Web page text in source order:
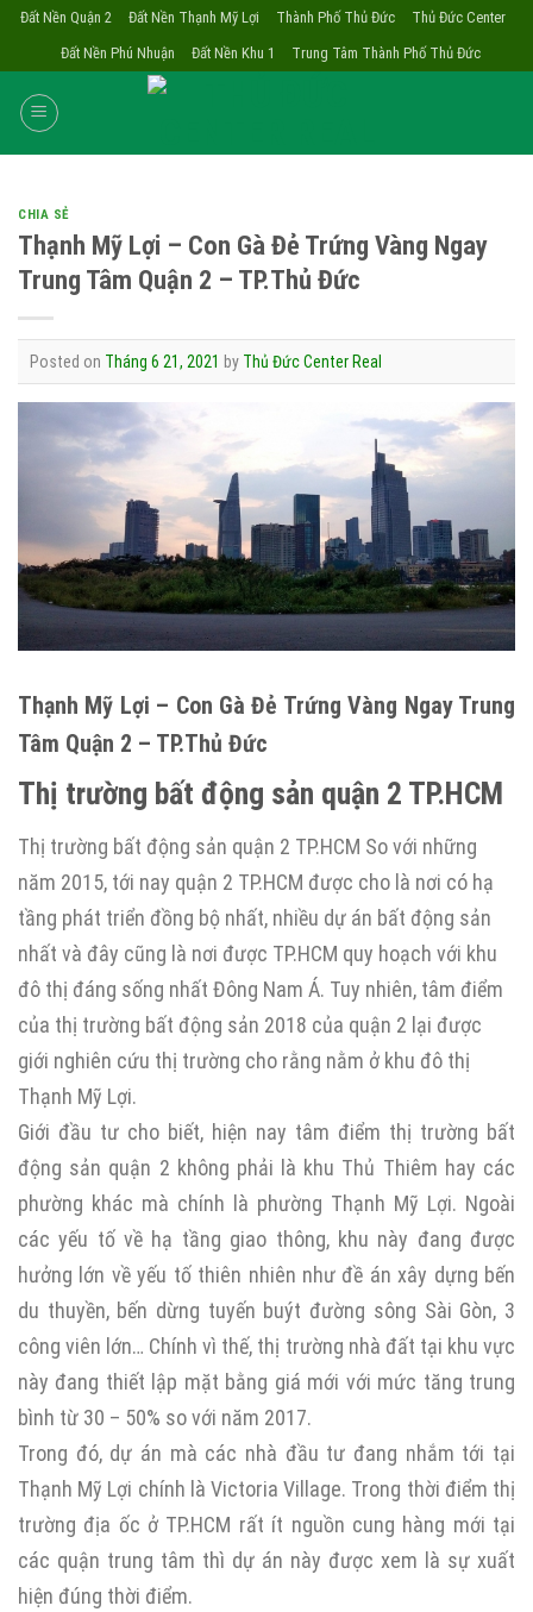
Skip
content
Đất Nền Quận 2 Đất Nền Thạnh Mỹ Lợi Thành Phố Thủ Đức
Thủ Đức Center
Đất Nền Phú Nhuận
Đất Nền Khu 1 Trung Tâm Thành Phố Thủ Đức
CHIA SẺ
Thạnh Mỹ Lợi – Con Gà Đẻ Trứng Vàng Ngay
Trung Tâm Quận 2 – TP.Thủ Đức
Posted on Tháng 6 21, 2021 by Thủ Đức Center Real
Thạnh Mỹ Lợi – Con Gà Đẻ Trứng Vàng Ngay Trung
Tâm Quận 2 – TP.Thủ Đức
Thị trường bất động sản quận 2 TP.HCM
Thị trường bất động sản quận 2 TP.HCM So với những
năm 2015, tới nay quận 2 TP.HCM được cho là nơi có hạ
tầng phát triển đồng bộ nhất, nhiều dự án bất động sản
nhất và đây cũng là nơi được TP.HCM quy hoạch với khu
đô thị đáng sống nhất Đông Nam Á. Tuy nhiên, tâm điểm
của thị trường bất động sản 2018 của quận 2 lại được
giới nghiên cứu thị trường cho rằng nằm ở khu đô thị
Thạnh Mỹ Lợi.
Giới đầu tư cho biết, hiện nay tâm điểm thị trường bất
động sản quận 2 không phải là khu Thủ Thiêm hay các
phường khác mà chính là phường Thạnh Mỹ Lợi. Ngoài
các yếu tố về hạ tầng giao thông, khu này đang được
hưởng lớn về yếu tố thiên nhiên như đề án xây dựng bến
du thuyền, bến dừng tuyến buýt đường sông Sài Gòn, 3
công viên lớn… Chính vì thế, thị trường nhà đất tại khu vực
này đang thiết lập mặt bằng giá mới với mức tăng trung
bình từ 30 – 50% so với năm 2017.
Trong đó, dự án mà các nhà đầu tư đang nhắm tới tại
Thạnh Mỹ Lợi chính là Victoria Village. Trong thời điểm thị
trường địa ốc ở TP.HCM rất ít nguồn cung hàng mới tại
các quận trung tâm thì dự án này được xem là sự xuất
hiện đúng thời điểm.